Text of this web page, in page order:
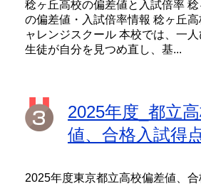
稔ヶ丘高校の偏差値と入試倍率
の偏差値・入試倍率情報 稔ヶ丘高
ャレンジスクール 本校では、一
生徒が自分を見つめ直し、基...
2025年度_都立
値、合格入試得
2025年度東京都立高校偏差値、